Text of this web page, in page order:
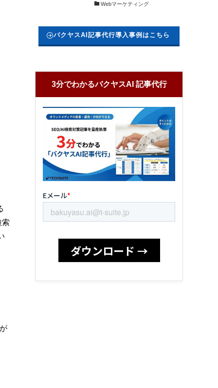
索
Webマーケティング
バクヤスAI記事代行導入事例はこちら
3分でわかるバクヤスAI 記事代行